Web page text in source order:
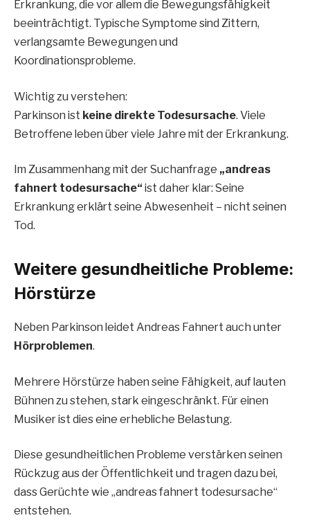
Erkrankung, die vor allem die Bewegungsfähigkeit
beeinträchtigt. Typische Symptome sind Zittern,
verlangsamte Bewegungen und
Koordinationsprobleme.
Wichtig zu verstehen:
Parkinson ist keine direkte Todesursache. Viele
Betroffene leben über viele Jahre mit der Erkrankung.
Im Zusammenhang mit der Suchanfrage „andreas
fahnert todesursache“ ist daher klar: Seine
Erkrankung erklärt seine Abwesenheit – nicht seinen
Tod.
Weitere gesundheitliche Probleme:
Hörstürze
Neben Parkinson leidet Andreas Fahnert auch unter
Hörproblemen.
Mehrere Hörstürze haben seine Fähigkeit, auf lauten
Bühnen zu stehen, stark eingeschränkt. Für einen
Musiker ist dies eine erhebliche Belastung.
Diese gesundheitlichen Probleme verstärken seinen
Rückzug aus der Öffentlichkeit und tragen dazu bei,
dass Gerüchte wie „andreas fahnert todesursache“
entstehen.